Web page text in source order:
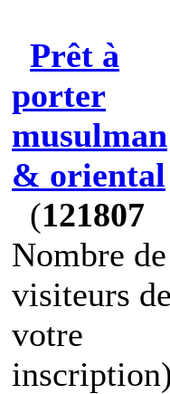
Prêt à
porter
musulman
& oriental
(121807
Nombre de
visiteurs de
votre
inscription)